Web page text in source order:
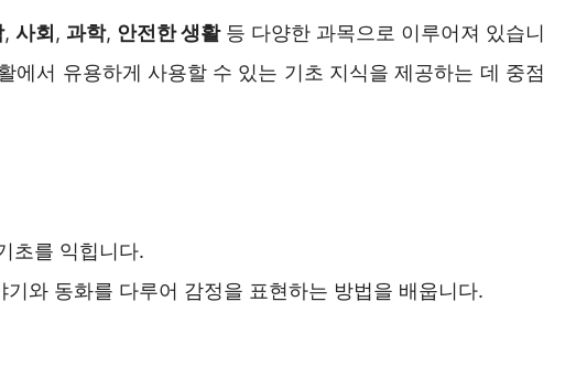
, 사회 , 과학, 안전한 생활등 다양한 과목으로 이루어져 있습니
에서 유용하게 사용할 수 있는 기초 지식을 제공하는 데 중점
초를 익힙니다.
기와 동화를 다루어 감정을 표현하는 방법을 배웁니다.